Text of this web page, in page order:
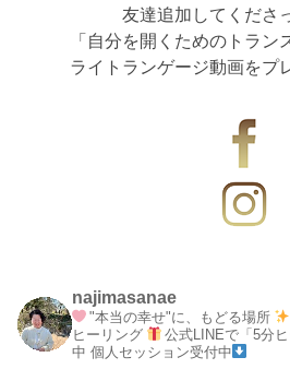
友達追加してくださ
「自分を開くためのトラン
ライトランゲージ動画をプ
najimasanae
"本当の幸せ"に、もどる場所
ヒーリング
公式LINEで「5分
中 個人セッション受付中